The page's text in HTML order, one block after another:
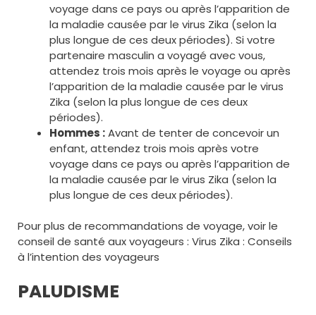
voyage dans ce pays ou après l’apparition de
la maladie causée par le virus Zika (selon la
plus longue de ces deux périodes). Si votre
partenaire masculin a voyagé avec vous,
attendez trois mois après le voyage ou après
l’apparition de la maladie causée par le virus
Zika (selon la plus longue de ces deux
périodes).
Hommes :Avant de tenter de concevoir un
enfant, attendez trois mois après votre
voyage dans ce pays ou après l’apparition de
la maladie causée par le virus Zika (selon la
plus longue de ces deux périodes).
Pour plus de recommandations de voyage, voir le
conseil de santé aux voyageurs : Virus Zika : Conseils
à l’intention des voyageurs
PALUDISME